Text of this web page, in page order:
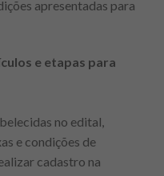
apresentadas para
e etapas para
no edital,
e condições de
cadastro na